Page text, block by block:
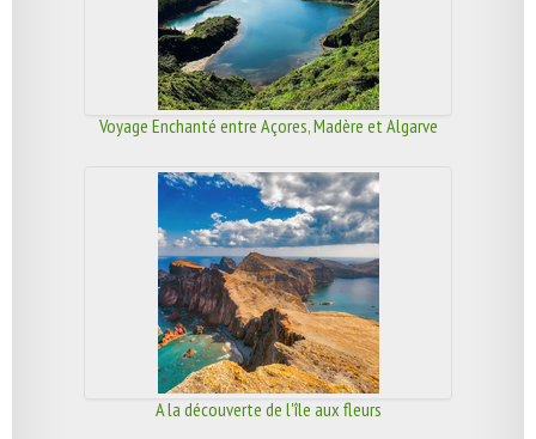
Voyage Enchanté entre Açores, Madère et Algarve
A la découverte de l'île aux fleurs